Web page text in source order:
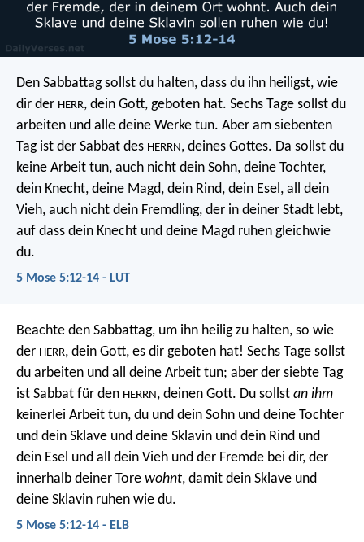
Den Sabbattag sollst du halten, dass du ihn heiligst, wie
dir der HERR, dein Gott, geboten hat. Sechs Tage sollst du
arbeiten und alle deine Werke tun. Aber am siebenten
Tag ist der Sabbat des HERRN , deines Gottes. Da sollst du
keine Arbeit tun, auch nicht dein Sohn, deine Tochter,
dein Knecht, deine Magd, dein Rind, dein Esel, all dein
Vieh, auch nicht dein Fremdling, der in deiner Stadt lebt,
auf dass dein Knecht und deine Magd ruhen gleichwie
du.
5 Mose 5:12-14 - LUT
Beachte den Sabbattag, um ihn heilig zu halten, so wie
der HERR, dein Gott, es dir geboten hat! Sechs Tage sollst
du arbeiten und all deine Arbeit tun; aber der siebte Tag
ist Sabbat für den HERRN, deinen Gott. Du sollst an ihm
keinerlei Arbeit tun, du und dein Sohn und deine Tochter
und dein Sklave und deine Sklavin und dein Rind und
dein Esel und all dein Vieh und der Fremde bei dir, der
innerhalb deiner Tore wohnt, damit dein Sklave und
deine Sklavin ruhen wie du.
5 Mose 5:12-14 - ELB